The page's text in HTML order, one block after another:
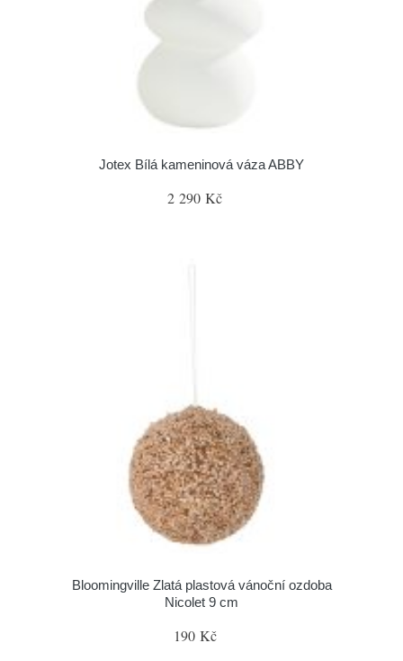
Jotex Bílá kameninová váza ABBY
2 290 Kč
Bloomingville Zlatá plastová vánoční ozdoba
Nicolet 9 cm
190 Kč